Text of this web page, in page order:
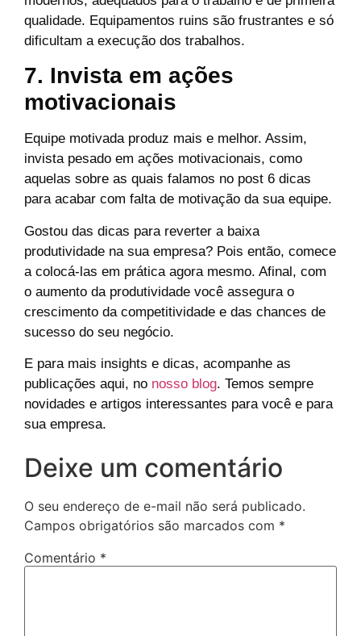
qualidade. Equipamentos ruins são frustrantes e só
dificultam a execução dos trabalhos.
7. Invista em ações
motivacionais
Equipe motivada produz mais e melhor. Assim,
invista pesado em ações motivacionais, como
aquelas sobre as quais falamos no post 6 dicas
para acabar com falta de motivação da sua equipe.
Gostou das dicas para reverter a baixa
produtividade na sua empresa? Pois então, comece
a colocá-las em prática agora mesmo. Afinal, com
o aumento da produtividade você assegura o
crescimento da competitividade e das chances de
sucesso do seu negócio.
E para mais insights e dicas, acompanhe as
publicações aqui, no nosso blog. Temos sempre
novidades e artigos interessantes para você e para
sua empresa.
Deixe um comentário
O seu endereço de e-mail não será publicado.
Campos obrigatórios são marcados com *
Comentário *